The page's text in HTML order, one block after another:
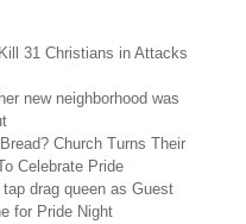
31 Christians in Attacks
new neighborhood was
Church Turns Their
Celebrate Pride
drag queen as Guest
for Pride Night